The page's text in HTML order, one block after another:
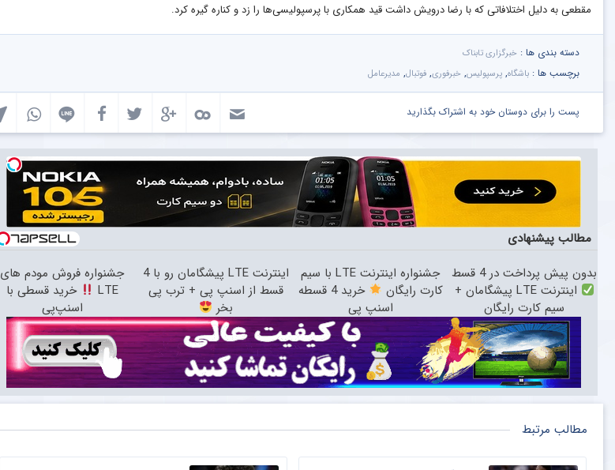
مقطعی به دلیل اختلافاتی که با رضا درویش داشت قید همکاری با پرسپولیسی‌ها را زد و کناره گیره کرد.
دسته بندی ها : خبرگزاری تابناک
برچسب ها : باشگاه, پرسپولیس, خبرفوری, فوتبال, مدیرعامل
پست را برای دوستان خود به اشتراک بگذارید
مطالب پیشنهادی
بدون پیش پرداخت در 4 قسط
اینترنت LTE پیشگامان +
سیم کارت رایگان
جشنواره اینترنت LTE با سیم
کارت رایگان
خرید 4 قسطه
اسنپ پی
اینترنت LTE پیشگامان رو با 4
قسط از اسنپ پی + ترب پی
بخر
جشنواره فروش مودم های
LTE
خرید قسطی با
اسنپ‌پی
مطالب مرتبط